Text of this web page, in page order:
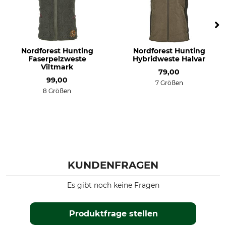
Nordforest Hunting
Faserpelzweste
Viltmark
99,00
8 Größen
Nordforest Hunting
Hybridweste Halvar
79,00
7 Größen
KUNDENFRAGEN
Produktfrage stellen
Es gibt noch keine Fragen